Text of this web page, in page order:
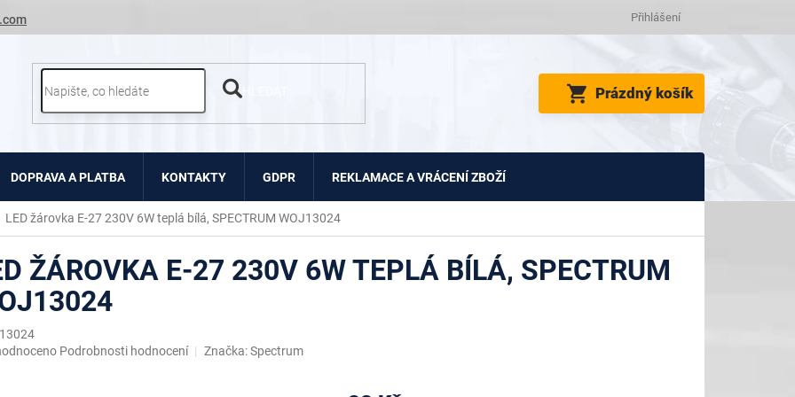
Přihlášení
NÁKUPNÍ
KOŠÍK
Prázdný košík
DOPRAVA A PLATBA KONTAKTY GDPR REKLAMACE A VRÁCENÍ ZBOŽÍ
LED žárovka E-27 230V 6W teplá bílá, SPECTRUM WOJ13024
ŽÁROVKA E-27 230V 6W TEPLÁ BÍLÁ, SPECTRUM
Podrobnosti hodnocení Značka:Spectrum